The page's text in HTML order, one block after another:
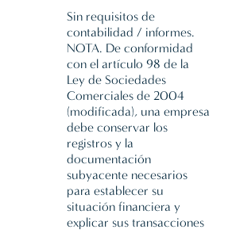
Sin requisitos de
contabilidad / informes.
NOTA. De conformidad
con el artículo 98 de la
Ley de Sociedades
Comerciales de 2004
(modificada), una empresa
debe conservar los
registros y la
documentación
subyacente necesarios
para establecer su
situación financiera y
explicar sus transacciones